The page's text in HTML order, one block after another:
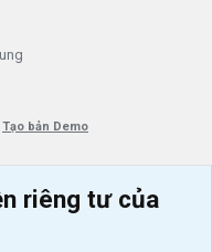
Tạo bản Demo
riêng tư của